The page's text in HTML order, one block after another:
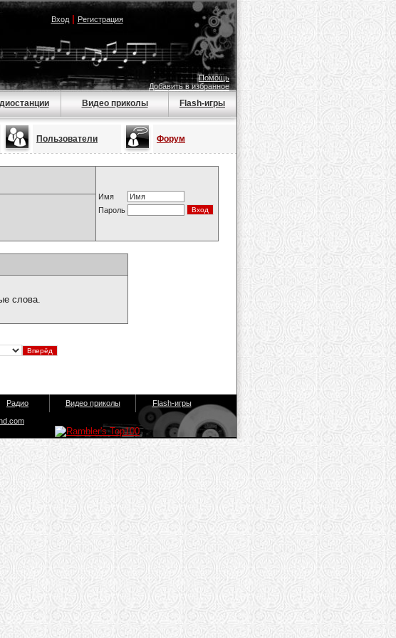
Вход| Регистрация
Помощь
Добавить в избранное
Видео приколы Flash-игры
Пользователи Форум
Имя
Пароль
слова.
Радио Видео приколы Flash-игры